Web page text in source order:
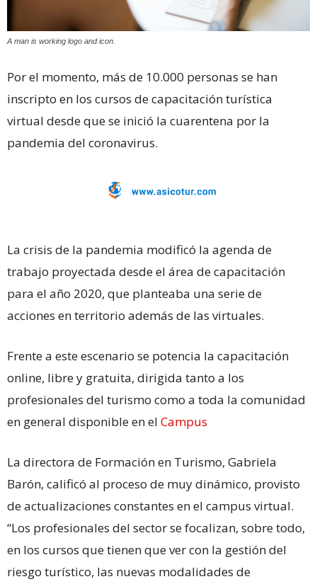
A man is working logo and icon.
Por el momento, más de 10.000 personas se han
inscripto en los cursos de capacitación turística
virtual desde que se inició la cuarentena por la
pandemia del coronavirus.
La crisis de la pandemia modificó la agenda de
trabajo proyectada desde el área de capacitación
para el año 2020, que planteaba una serie de
acciones en territorio además de las virtuales.
Frente a este escenario se potencia la capacitación
online, libre y gratuita, dirigida tanto a los
profesionales del turismo como a toda la comunidad
en general disponible en el Campus
La directora de Formación en Turismo, Gabriela
Barón, calificó al proceso de muy dinámico, provisto
de actualizaciones constantes en el campus virtual.
“Los profesionales del sector se focalizan, sobre todo,
en los cursos que tienen que ver con la gestión del
riesgo turístico, las nuevas modalidades de